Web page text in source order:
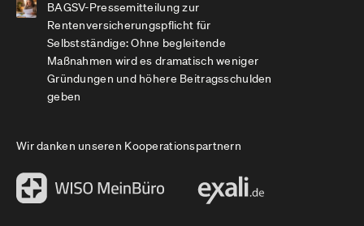
BAGSV-Pressemitteilung zur
Rentenversicherungspflicht für
Selbstständige: Ohne begleitende
Maßnahmen wird es dramatisch weniger
Gründungen und höhere Beitragsschulden
geben
Wir danken unseren Kooperationspartnern